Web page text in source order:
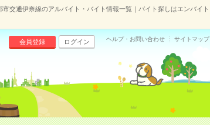
市交通伊奈線のアルバイト・バイト情報一覧｜バイト探しはエンバイト
会員登録 ログイン ヘルプ・お問い合わせ サイトマップ